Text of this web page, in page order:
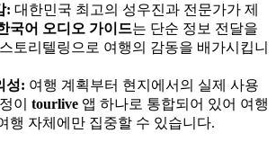
: 대한민국 최고의 성우진과 전문가가 제
국어 오디오 가이드는 단순 정보 전달을
토리텔링으로 여행의 감동을 배가시킵니
성: 여행 계획부터 현지에서의 실제 사용
이 tourlive 앱 하나로 통합되어 있어 여행
행 자체에만 집중할 수 있습니다.